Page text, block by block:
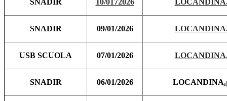
SNADIR 10/0172026
SNADIR 09/01/2026
USB SCUOLA 07/01/2026
SNADIR 06/01/2026 LOCANDINA